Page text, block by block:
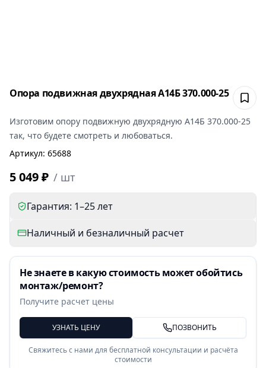
Опора подвижная двухрядная А14Б 370.000-25
Изготовим опору подвижную двухрядную А14Б 370.000-25
так, что будете смотреть и любоваться.
Артикул: 65688
5 049 ₽ / шт
Гарантия: 1–25 лет
Наличный и безналичный расчет
Не знаете в какую стоимость может обойтись
монтаж/ремонт?
Получите расчет цены
УЗНАТЬ ЦЕНУ ПОЗВОНИТЬ
Свяжитесь с нами для бесплатной консультации и расчёта
стоимости